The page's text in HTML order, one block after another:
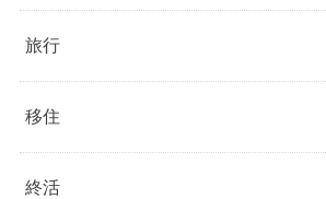
旅行
移住
終活